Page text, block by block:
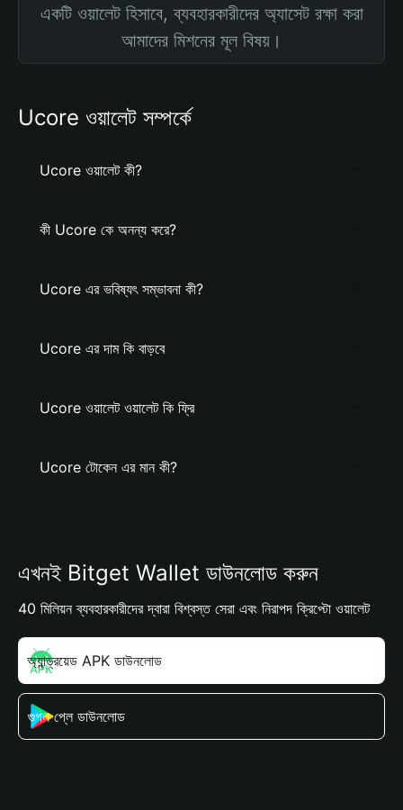
একটি ওয়ালেট হিসাবে, ব্যবহারকারীদের অ্যাসেট রক্ষা করা
আমাদের মিশনের মূল বিষয়।
Ucore ওয়ালেট সম্পর্কে
Ucore ওয়ালেট কী?
কী Ucore কে অনন্য করে?
Ucore এর ভবিষ্যৎ সম্ভাবনা কী?
Ucore এর দাম কি বাড়বে
Ucore ওয়ালেট ওয়ালেট কি ফ্রি
Ucore টোকেন এর মান কী?
এখনই Bitget Wallet ডাউনলোড করুন
40 মিলিয়ন ব্যবহারকারীদের দ্বারা বিশ্বস্ত সেরা এবং নিরাপদ ক্রিপ্টো ওয়ালেট
অ্যান্ড্রয়েড APK ডাউনলোড
গুগল প্লে ডাউনলোড